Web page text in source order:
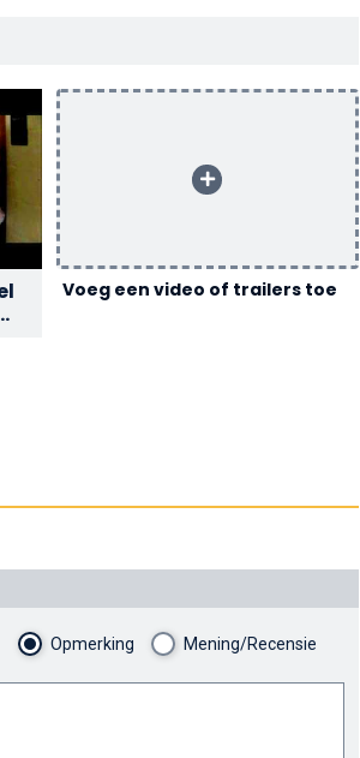
Voeg een video of trailers toe
Opmerking Mening/Recensie